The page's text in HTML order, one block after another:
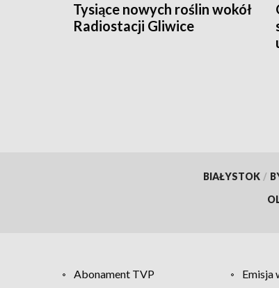
Tysiące nowych roślin wokół
Radiostacji Gliwice
BIAŁYSTOK /
Abonament TVP Emisja